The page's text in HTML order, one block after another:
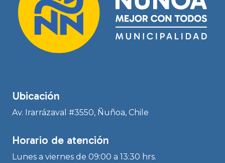
Ubicación
Av. Irarrázaval #3550, Ñuñoa, Chile
Horario de atención
Lunes a viernes de 09:00 a 13:30 hrs.